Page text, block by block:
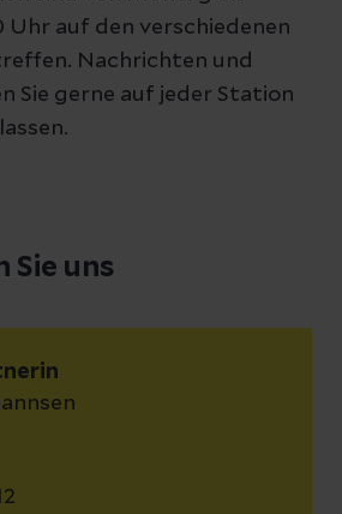
Uhr auf den verschiedenen
Nachrichten und
Sie gerne auf jeder Station
Sie uns